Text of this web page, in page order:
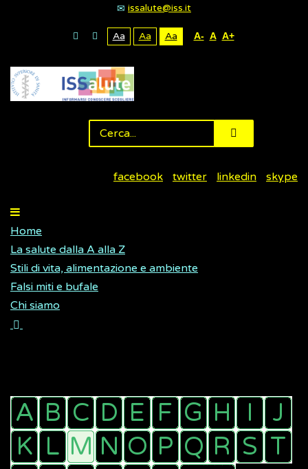
issalute@iss.it
Aa Aa Aa A- A A+
facebook twitter linkedin skype
Home
La salute dalla A alla Z
Stili di vita, alimentazione e ambiente
Falsi miti e bufale
Chi siamo